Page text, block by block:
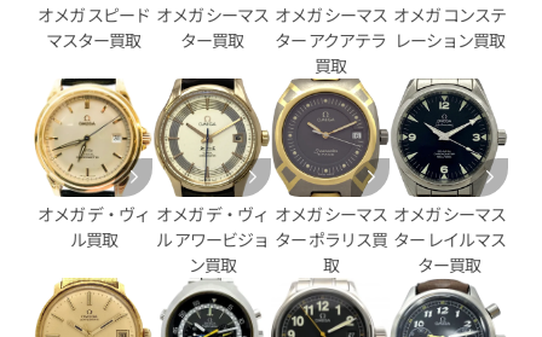
テレーション
日時点の参考買取価格です
オメガ コンステレーション
123.15.27.60.05.002
参考買取価格
263,000円
※2024年6月27日時点の参考
オメガ スピード
マスター買取
オメガ シーマス
ター買取
オメガ シーマス
ター アクアテラ
買取
オメガ コンステ
レーション買取
オメガ デ・ヴィ
ル買取
オメガ デ・ヴィ
ル アワービジョ
ン買取
オメガ シーマス
ター ポラリス買
取
オメガ シーマス
ター レイルマス
ター買取